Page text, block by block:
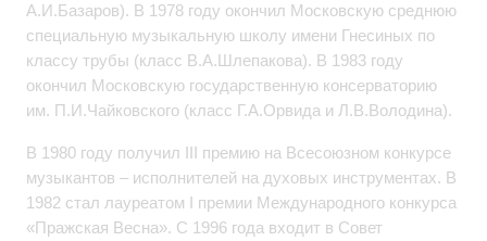
А.И.Базаров). В 1978 году окончил Московскую среднюю
специальную музыкальную школу имени Гнесиных по
классу трубы (класс В.А.Шлепакова). В 1983 году
окончил Московскую государственную консерваторию
им. П.И.Чайковского (класс Г.А.Орвида и Л.В.Володина).
В 1980 году получил III премию на Всесоюзном конкурсе
музыкантов – исполнителей на духовых инструментах. В
1982 стал лауреатом I премии Международного конкурса
«Пражская Весна». С 1996 года входит в Совет